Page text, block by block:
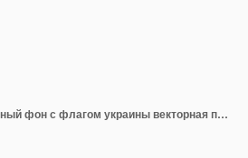
Светлый абстрактный фон с флагом украины векторная поддержка украины